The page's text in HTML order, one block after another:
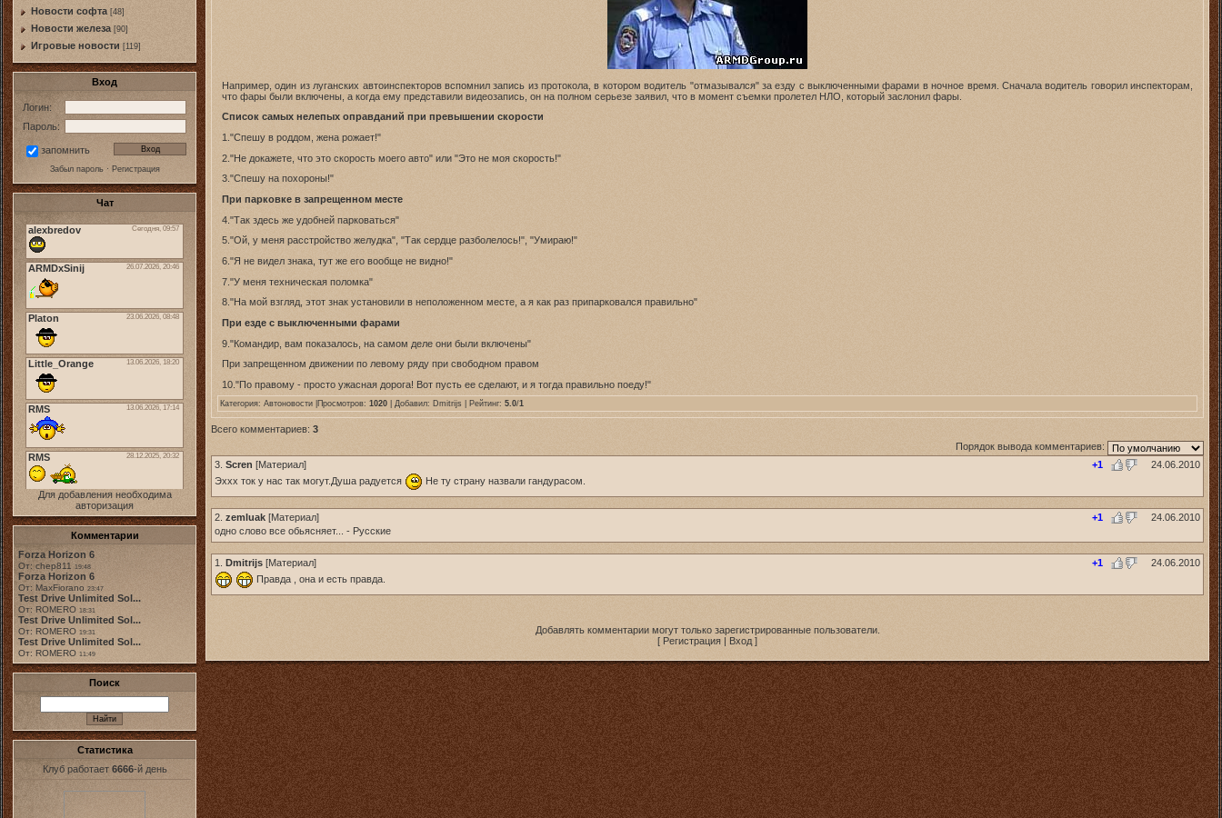
Новости софта [48]
Новоcти железа [90]
Игровые новости [119]
Вход
Логин:
Пароль:
запомнить
Забыл пароль· Регистрация
Чат
Для добавления необходима
авторизация
Комментарии
Forza Horizon 6
От: chep811 19:48
Forza Horizon 6
От: MaxFiorano 23:47
Test Drive Unlimited Sol...
От: ROMERO 18:31
Test Drive Unlimited Sol...
От: ROMERO 19:31
Test Drive Unlimited Sol...
От: ROMERO 11:49
Поиск
Статистика
Клуб работает 6666-й день
Например, один из луганских автоинспекторов вспомнил запись из протокола, в котором водитель "отмазывался" за езду с выключенными фарами в ночное время. Сначала водитель говорил инспекторам,
что фары были включены, а когда ему представили видеозапись, он на полном серьезе заявил, что в момент съемки пролетел НЛО, который заслонил фары.
Список самых нелепых оправданий при превышении скорости
1."Спешу в роддом, жена рожает!"
2."Не докажете, что это скорость моего авто" или "Это не моя скорость!"
3."Спешу на похороны!"
При парковке в запрещенном месте
4."Так здесь же удобней парковаться"
5."Ой, у меня расстройство желудка", "Так сердце разболелось!", "Умираю!"
6."Я не видел знака, тут же его вообще не видно!"
7."У меня техническая поломка"
8."На мой взгляд, этот знак установили в неположенном месте, а я как раз припарковался правильно"
При езде с выключенными фарами
9."Командир, вам показалось, на самом деле они были включены"
При запрещенном движении по левому ряду при свободном правом
10."По правому - просто ужасная дорога! Вот пусть ее сделают, и я тогда правильно поеду!"
Категория: Автоновости |Просмотров: 1020 | Добавил: Dmitrijs | Рейтинг: 5.0/1
Всего комментариев: 3
Порядок вывода комментариев:
+1
24.06.2010
3. Scren [Материал]
Эххх ток у нас так могут.Душа радуется
Не ту страну назвали гандурасом.
+1 24.06.2010
2. zemluak [Материал]
одно слово все обьясняет... - Русские
+1 24.06.2010
1. Dmitrijs [Материал]
Правда , она и есть правда.
Добавлять комментарии могут только зарегистрированные пользователи.
[ Регистрация | Вход ]